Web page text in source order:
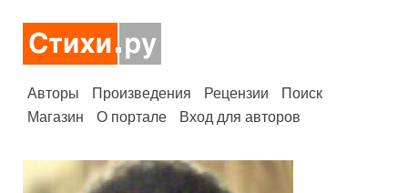
Авторы Произведения Рецензии
Поиск
Магазин
О портале Вход для авторов